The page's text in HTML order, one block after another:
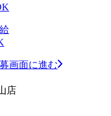
画面に進む
店